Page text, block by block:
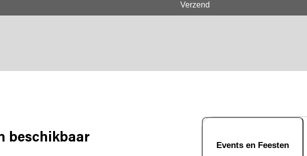
Verzend
beschikbaar Events en Feesten